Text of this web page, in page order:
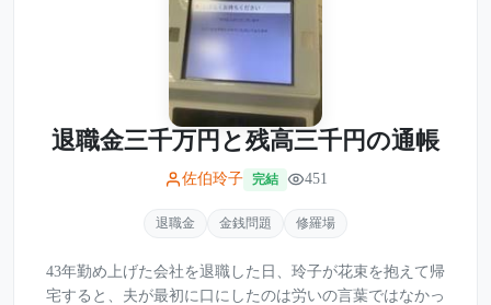
退職金三千万円と残高三千円の通帳
佐伯玲子 完結 451
退職金 金銭問題 修羅場
43年勤め上げた会社を退職した日、玲子が花束を抱えて帰
宅すると、夫が最初に口にしたのは労いの言葉ではなかっ